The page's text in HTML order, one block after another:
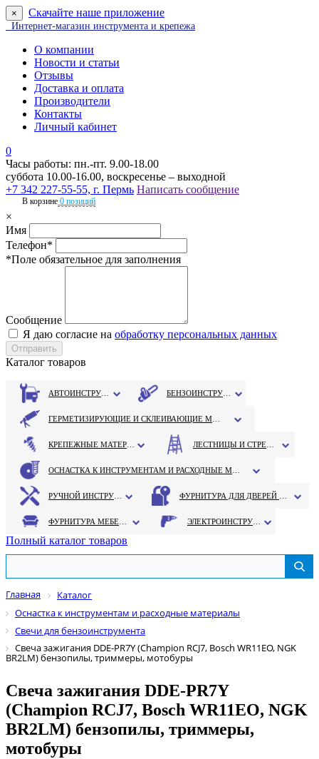
× Скачайте наше приложение
Интернет-магазин инструмента и крепежа
О компании
Новости и статьи
Отзывы
Доставка и оплата
Производители
Контакты
Личный кабинет
0
Часы работы: пн.-пт. 9.00-18.00
суббота 10.00-16.00, воскресенье – выходной
+7 342 227-55-55, г. Пермь Написать сообщение
В корзине 0 позиций
×
Имя
Телефон*
*Поле обязательное для заполнения
Сообщение
Я даю согласие на обработку персональных данных
Каталог товаров
Полный каталог товаров
Главная
Каталог
Оснастка к инструментам и расходные материалы
Свечи для бензоинструмента
Свеча зажигания DDE-PR7Y (Champion RCJ7, Bosch WR11EO, NGK
BR2LM) бензопилы, триммеры, мотобуры
Свеча зажигания DDE-PR7Y
(Champion RCJ7, Bosch WR11EO, NGK
BR2LM) бензопилы, триммеры,
мотобуры